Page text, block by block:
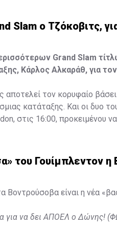
Slam ο Τζόκοβιτς,
Grand Slam
Κάρλος Αλκαράθ, για
αποτελεί τον κορυφαίο
κατάταξης. Και οι δυο
στις 16:00, προκειμένου
ένα ακόμα ρεκόρ του
ο Νόλε αποτελεί
covid, το 2020.
του Γουίμπλεντον
είναι η νέα
για να δει ΑΠΟΕΛ ο Δώνης!